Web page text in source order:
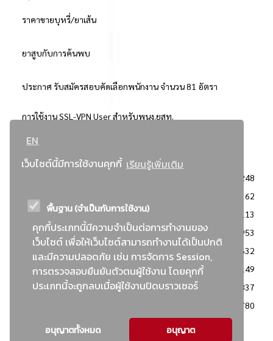
EN
เว็บไซต์นี้มีการใช้งานคุกกี้ เรียนรู้เพิ่มเติม
พื้นฐาน (จำเป็นกับการใช้งาน)
คุกกี้ประเภทนี้มีความจำเป็นต่อการทำงานของ
เว็บไซต์ เพื่อให้เว็บไซต์สามารถทำงานได้เป็นปกติ
และมีความปลอดภัย เช่น การจัดการ Session,
การตรวจสอบยืนยันตัวตนผู้ใช้งาน โดยคุกกี้
ประเภทนี้จะถูกลบเมื่อผู้ใช้งานปิดบราวเซอร์
อนุญาตทั้งหมด อนุญาต
ราคาขายบุหรี่/ยาเส้น
ยาสูบกับการค้นพบ
ประกาศ รับสมัครสอบคัดเลือกพนักงาน จำนวน 81 อัตรา
การใช้งาน SSL-VPN User สำหรับพนง.ยสท.
..ยอดนิยม..
3248
2362
: วิธีเฉพาะเจาะจง
2113
ข่าวสาร/ประกาศ
1953
: เอกสารส่งเสริมความโปร่งใสในการจัดซื้อจัดจ้าง
1632
ข่าวสารจัดซื้อจัดจ้าง
1149
: แผนการจัดซื้อจัดจ้าง
837
780